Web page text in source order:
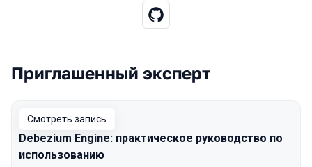
Выступления в сезоне 2024
Приглашенный эксперт
Смотреть запись
Debezium Engine: практическое руководство по
использованию